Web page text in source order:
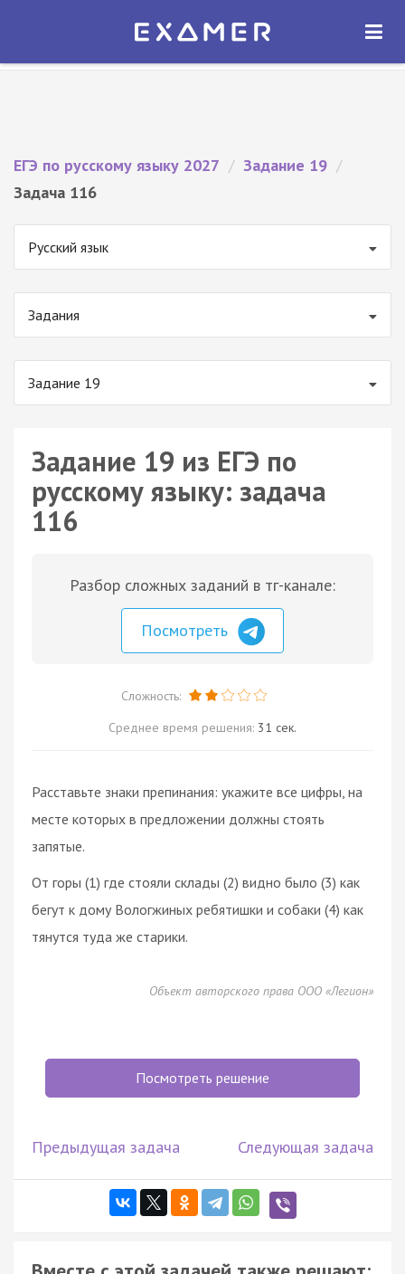
Экзамер — ЕГЭ 2027
ОТКРЫТЬ
ЕГЭ по русскому языку 2027 / Задание 19 /
Задача 116
Русский язык
Задания
Задание 19
Задание 19 из ЕГЭ по
русскому языку: задача
116
Разбор сложных заданий в тг-канале:
Посмотреть
Сложность:
Среднее время решения: 31 сек.
Расставьте знаки препинания: укажите все цифры, на
месте которых в предложении должны стоять
запятые.
От горы (1) где стояли склады (2) видно было (3) как
бегут к дому Вологжиных ребятишки и собаки (4) как
тянутся туда же старики.
Объект авторского права ООО «Легион»
Посмотреть решение
Предыдущая задача Следующая задача